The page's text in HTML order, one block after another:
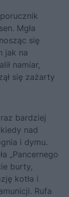
Mgła
się
jak na
namiar,
się zażarty
bardziej
nad
i dymu.
„Pancernego
burty,
kotła i
Rufa